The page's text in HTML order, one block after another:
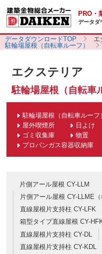
PRO・
データダ
データダウンロードTOP
エ
駐輪場屋根（自転車ルーフ）
エクステリア
駐輪場屋根（自転車
駐輪場屋根（自転車ルーフ
屋外喫煙所
日よけ
ゴミ収集庫
物置
プロパンガス容器収納庫
片側アール屋根 CY-LLM
片側アール屋根 CY-LLME
直線屋根片支持柱 CY-LFK
箱型タイプ直線屋根 CY-
直線屋根片支持柱 CY-DL
直線屋根片支持柱 CY-KDL